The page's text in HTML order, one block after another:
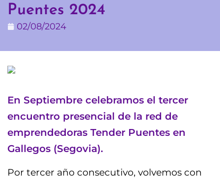
Puentes 2024
02/08/2024
En Septiembre celebramos el tercer
encuentro presencial de la red de
emprendedoras Tender Puentes en
Gallegos (Segovia).
Por tercer año consecutivo, volvemos con